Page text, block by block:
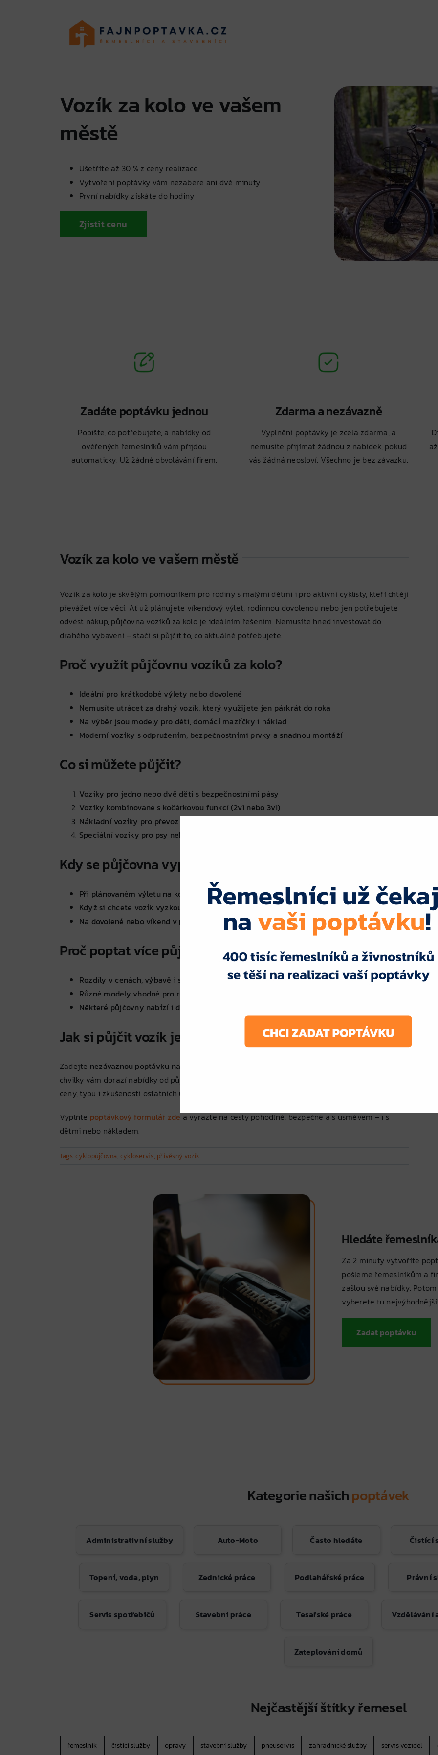
Vozík za kolo ve vašem
městě
Ušetříte až 30 % z ceny realizace
Vytvoření poptávky vám nezabere ani dvě minuty
První nabídky získáte do hodiny
Zjistit cenu
Zadáte poptávku jednou
Popište, co potřebujete, a nabídky od
ověřených řemeslníků vám přijdou
automaticky. Už žádné obvolávání firem.
Zdarma a nezávazně
Vyplnění poptávky je zcela zdarma, a
nemusíte přijímat žádnou z nabídek, pokud
vás žádná neosloví. Všechno je bez závazku.
Vozík za kolo ve vašem městě
Vozík za kolo je skvělým pomocníkem pro rodiny s malými dětmi i pro aktivní cyklisty, kteří chtějí
převážet více věcí. Ať už plánujete víkendový výlet, rodinnou dovolenou nebo jen potřebujete
odvést nákup, půjčovna vozíků za kolo je ideálním řešením. Nemusíte hned investovat do
drahého vybavení – stačí si půjčit to, co aktuálně potřebujete.
Proč využít půjčovnu vozíků za kolo?
Ideální pro krátkodobé výlety nebo dovolené
Nemusíte utrácet za drahý vozík, který využijete jen párkrát do roka
Na výběr jsou modely pro děti, domácí mazlíčky i náklad
Moderní vozíky s odpružením, bezpečnostními prvky a snadnou montáží
Co si můžete půjčit?
Vozíky pro jedno nebo dvě děti s bezpečnostními pásy
Vozíky kombinované s kočárkovou funkcí (2v1 nebo 3v1)
Nákladní vozíky pro převoz nákupů, stanů, vybavení na kempování
Speciální vozíky pro psy nebo jiná malá zvířata
Kdy se půjčovna vyplatí nejvíc?
Při plánovaném výletu na kole s dětmi
Když si chcete vozík vyzkoušet před koupí
Na dovolené nebo víkend v přírodě
Proč poptat více půjčoven?
Rozdíly v cenách, výbavě i stavu vozíků
Různé modely vhodné pro různé typy terénu a potřeby
Některé půjčovny nabízí i dovoz a poradenství
Jak si půjčit vozík jednoduše?
Zadejte nezávaznou poptávku na půjčení vozíku za kolo
chvilky vám dorazí nabídky od půjčoven z vašeho okolí. Vyberete si tu nejlepší variantu – podle
ceny, typu i zkušeností ostatních uživatelů.
Vyplňte poptávkový formulář zde a vyrazte na cesty pohodlně, bezpečně a s úsměvem – i s
dětmi nebo nákladem.
Tags: cyklopůjčovna, cykloservis, přívěsný vozík
Hledáte
Za 2 minuty vytvoříte
pošleme řemeslníkům a
zašlou své nabídky.
vyberete tu
Zadat poptávku
Kategorie našichpoptávek
Administrativní služby Auto-Moto Často hledáte Čistící
Topení, voda, plyn Zednické práce Podlahářské práce Právní
Servis spotřebičů Stavební práce Tesařské práce Vzdělávání
Zateplování domů
Nejčastější štítky řemesel
řemeslník čistící služby opravy stavební služby pneuservis zahradnické služby servis vozidel